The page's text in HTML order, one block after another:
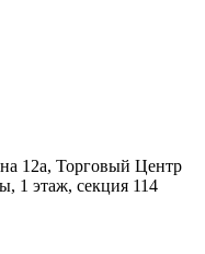
12а, Торговый Центр
1 этаж, секция 114